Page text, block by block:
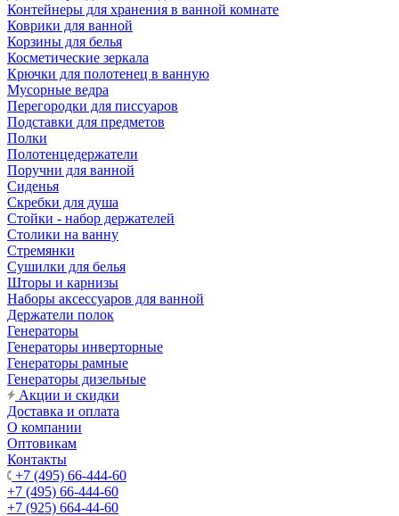
Контейнеры для хранения в ванной комнате
Коврики для ванной
Корзины для белья
Косметические зеркала
Крючки для полотенец в ванную
Мусорные ведра
Перегородки для писсуаров
Подставки для предметов
Полки
Полотенцедержатели
Поручни для ванной
Сиденья
Скребки для душа
Стойки - набор держателей
Столики на ванну
Стремянки
Сушилки для белья
Шторы и карнизы
Наборы аксессуаров для ванной
Держатели полок
Генераторы
Генераторы инверторные
Генераторы рамные
Генераторы дизельные
Акции и скидки
Доставка и оплата
О компании
Оптовикам
Контакты
+7 (495) 66-444-60
+7 (495) 66-444-60
+7 (925) 664-44-60